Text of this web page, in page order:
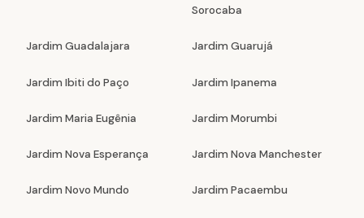
Sorocaba
Jardim Guadalajara Jardim Guarujá
Jardim Ibiti do Paço Jardim Ipanema
Jardim Maria Eugênia Jardim Morumbi
Jardim Nova Esperança Jardim Nova Manchester
Jardim Novo Mundo Jardim Pacaembu